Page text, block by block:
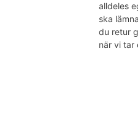
alldeles
ska
du retur
när vi tar